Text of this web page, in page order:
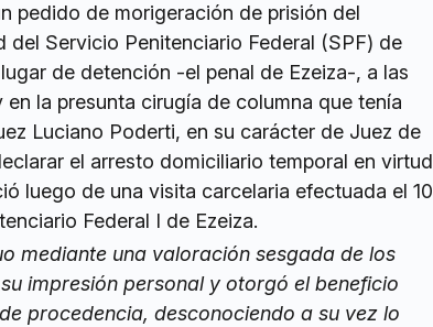
pedido de morigeración de prisión del
Servicio Penitenciario Federal (SPF) de
de detención -el penal de Ezeiza-, a las
la presunta cirugía de columna que tenía
Luciano Poderti, en su carácter de Juez de
el arresto domiciliario temporal en virtud
luego de una visita carcelaria efectuada el 10
Federal I de Ezeiza.
mediante una valoración sesgada de los
impresión personal y otorgó el beneficio
procedencia, desconociendo a su vez lo